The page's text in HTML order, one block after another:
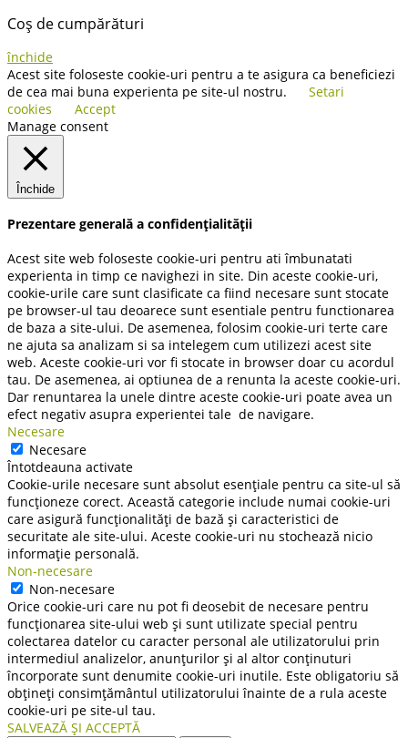
Coș de cumpărături
închide
Acest site foloseste cookie-uri pentru a te asigura ca beneficiezi
de cea mai buna experienta pe site-ul nostru.
Setari
cookies
Accept
Manage consent
Închide
Prezentare generală a confidențialității
Acest site web foloseste cookie-uri pentru ati îmbunatati
experienta in timp ce navighezi in site. Din aceste cookie-uri,
cookie-urile care sunt clasificate ca fiind necesare sunt stocate
pe browser-ul tau deoarece sunt esentiale pentru functionarea
de baza a site-ului. De asemenea, folosim cookie-uri terte care
ne ajuta sa analizam si sa intelegem cum utilizezi acest site
web. Aceste cookie-uri vor fi stocate in browser doar cu acordul
tau. De asemenea, ai optiunea de a renunta la aceste cookie-uri.
Dar renuntarea la unele dintre aceste cookie-uri poate avea un
efect negativ asupra experientei tale de navigare.
Necesare
Necesare
Întotdeauna activate
Cookie-urile necesare sunt absolut esențiale pentru ca site-ul să
funcționeze corect. Această categorie include numai cookie-uri
care asigură funcționalități de bază și caracteristici de
securitate ale site-ului. Aceste cookie-uri nu stochează nicio
informație personală.
Non-necesare
Non-necesare
Orice cookie-uri care nu pot fi deosebit de necesare pentru
funcționarea site-ului web și sunt utilizate special pentru
colectarea datelor cu caracter personal ale utilizatorului prin
intermediul analizelor, anunțurilor și al altor conținuturi
încorporate sunt denumite cookie-uri inutile. Este obligatoriu să
obțineți consimțământul utilizatorului înainte de a rula aceste
cookie-uri pe site-ul tau.
SALVEAZĂ ȘI ACCEPTĂ